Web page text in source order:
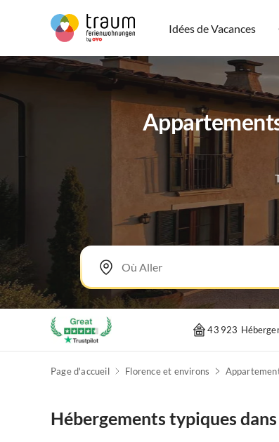
Idées de Vacances
43 923
Page d'accueil Florence et environs
Hébergements typiques